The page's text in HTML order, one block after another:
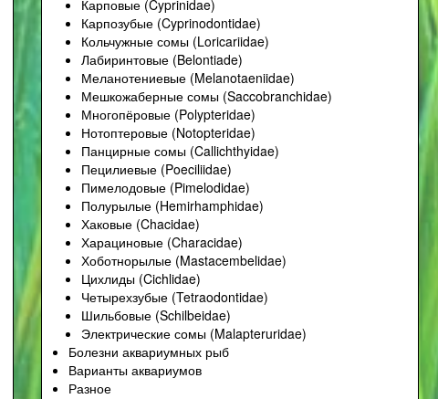
Карповые (Cyprinidae)
Карпозубые (Cyprinodontidae)
Кольчужные сомы (Loricariidae)
Лабиринтовые (Belontiade)
Меланотениевые (Melanotaeniidae)
Мешкожаберные сомы (Saccobranchidae)
Многопёровые (Polypteridae)
Нотоптеровые (Notopteridae)
Панцирные сомы (Callichthyidae)
Пецилиевые (Poeciliidae)
Пимелодовые (Pimelodidae)
Полурылые (Hemirhamphidae)
Хаковые (Chacidae)
Харациновые (Characidae)
Хоботнорылые (Mastacembelidae)
Цихлиды (Cichlidae)
Четырехзубые (Tetraodontidae)
Шильбовые (Schilbeidae)
Электрические сомы (Malapteruridae)
Болезни аквариумных рыб
Варианты аквариумов
Разное